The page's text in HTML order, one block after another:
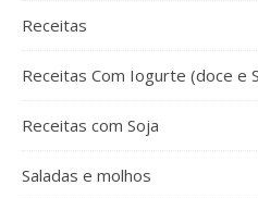
Receitas
Receitas Com Iogurte (doce e
Receitas com Soja
Saladas e molhos